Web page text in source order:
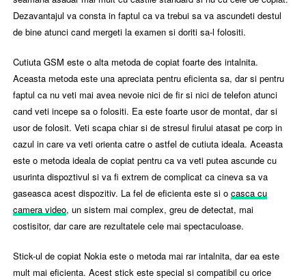
Dezavantajul va consta in faptul ca va trebui sa va ascundeti destul
de bine atunci cand mergeti la examen si doriti sa-l folositi.
Cutiuta GSM este o alta metoda de copiat foarte des intalnita.
Aceasta metoda este una apreciata pentru eficienta sa, dar si pentru
faptul ca nu veti mai avea nevoie nici de fir si nici de telefon atunci
cand veti incepe sa o folositi. Ea este foarte usor de montat, dar si
usor de folosit. Veti scapa chiar si de stresul firului atasat pe corp in
cazul in care va veti orienta catre o astfel de cutiuta ideala. Aceasta
este o metoda ideala de copiat pentru ca va veti putea ascunde cu
usurinta dispoztivul si va fi extrem de complicat ca cineva sa va
gaseasca acest dispozitiv. La fel de eficienta este si o casca cu
camera video, un sistem mai complex, greu de detectat, mai
costisitor, dar care are rezultatele cele mai spectaculoase.
Stick-ul de copiat Nokia este o metoda mai rar intalnita, dar ea este
mult mai eficienta. Acest stick este special si compatibil cu orice